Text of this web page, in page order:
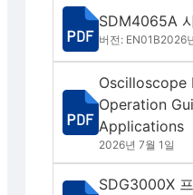
SDM4065A
버전: EN01B2026
Oscilloscope
Operation
Applications
2026년 7월 1일
SDG3000X